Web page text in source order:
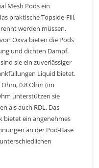
Mesh Pods ein
praktische Topside-Fill,
werden müssen.
Oxva bieten die Pods
und dichten Dampf.
sie ein zuverlässiger
Liquid bietet.
0.8 Ohm (im
unterstützen sie
als auch RDL. Das
bietet ein angenehmes
an der Pod-Base